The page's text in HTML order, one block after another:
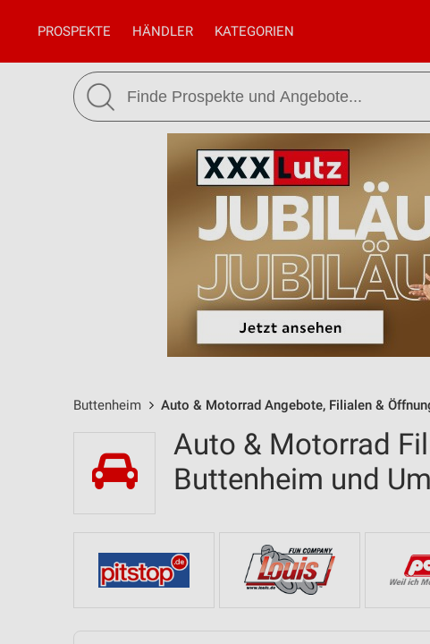
PROSPEKTE HÄNDLER KATEGORIEN
Buttenheim Auto & Motorrad Angebote, Filialen &
Auto & Motorrad
Buttenheim und